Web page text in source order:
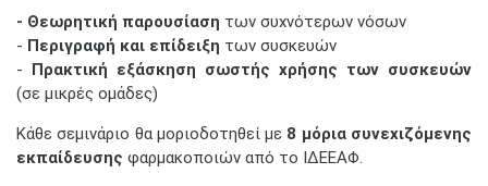
- Θεωρητική παρουσίαση των συχνότερων νόσων
- Περιγραφή και επίδειξη των συσκευών
- Πρακτική εξάσκηση σωστής χρήσης των συσκευών
(σε μικρές ομάδες)
Κάθε σεμινάριο θα μοριοδοτηθεί με 8 μόρια συνεχιζόμενης
εκπαίδευσης φαρμακοποιών από το ΙΔΕΕΑΦ.